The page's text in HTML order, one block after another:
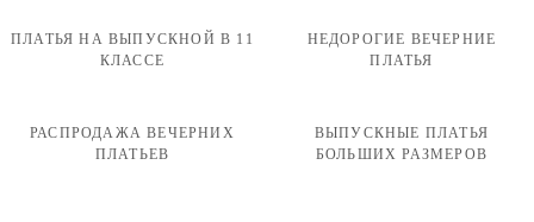
ПЛАТЬЯ НА ВЫПУСКНОЙ В 11
КЛАССЕ
НЕДОРОГИЕ ВЕЧЕРНИЕ
ПЛАТЬЯ
РАСПРОДАЖА ВЕЧЕРНИХ
ПЛАТЬЕВ
ВЫПУСКНЫЕ ПЛАТЬЯ
БОЛЬШИХ РАЗМЕРОВ